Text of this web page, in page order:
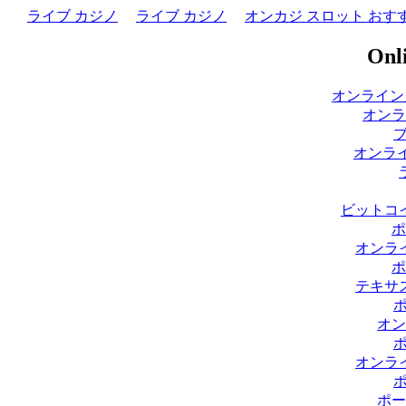
ライブ カジノ ライブ カジノ オンカジ スロット おす
オンライ
オン
オンラ
ビットコ
オンラ
テキサ
オ
オンラ
ポ